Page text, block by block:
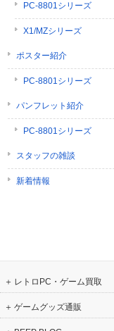
PC-8801シリーズ
X1/MZシリーズ
ポスター紹介
PC-8801シリーズ
パンフレット紹介
PC-8801シリーズ
スタッフの雑談
新着情報
レトロPC・ゲーム買取
ゲームグッズ通販